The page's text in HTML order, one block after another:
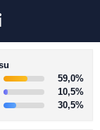
59,0%
10,5%
30,5%